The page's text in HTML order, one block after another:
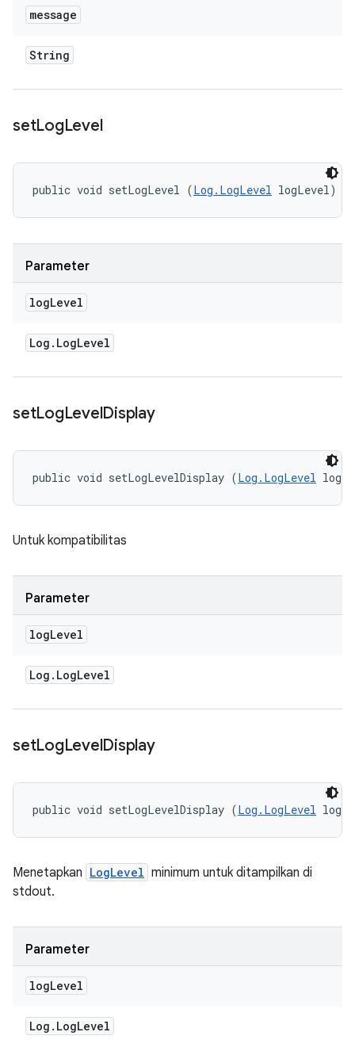
message
String
setLogLevel
public void setLogLevel (Log.LogLevel logLevel)
Parameter
logLevel
Log . LogLevel
setLogLevelDisplay
public void setLogLevelDisplay (Log.LogLevel
Untuk kompatibilitas
Parameter
logLevel
Log . LogLevel
setLogLevelDisplay
public void setLogLevelDisplay (Log.LogLevel
Menetapkan LogLevel minimum untuk ditampilkan di
stdout.
Parameter
logLevel
Log . LogLevel